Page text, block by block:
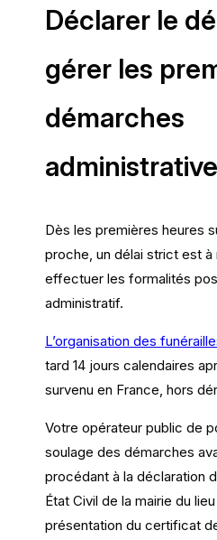
Déclarer le
gérer les
démarches
Dès les premières heures
proche, un délai strict est
effectuer les formalités
administratif.
L’organisation des
tard 14 jours calendaires
survenu en France, hors
Votre opérateur public de
soulage des démarches
procédant à la déclaration
État Civil de la mairie du
présentation du certificat